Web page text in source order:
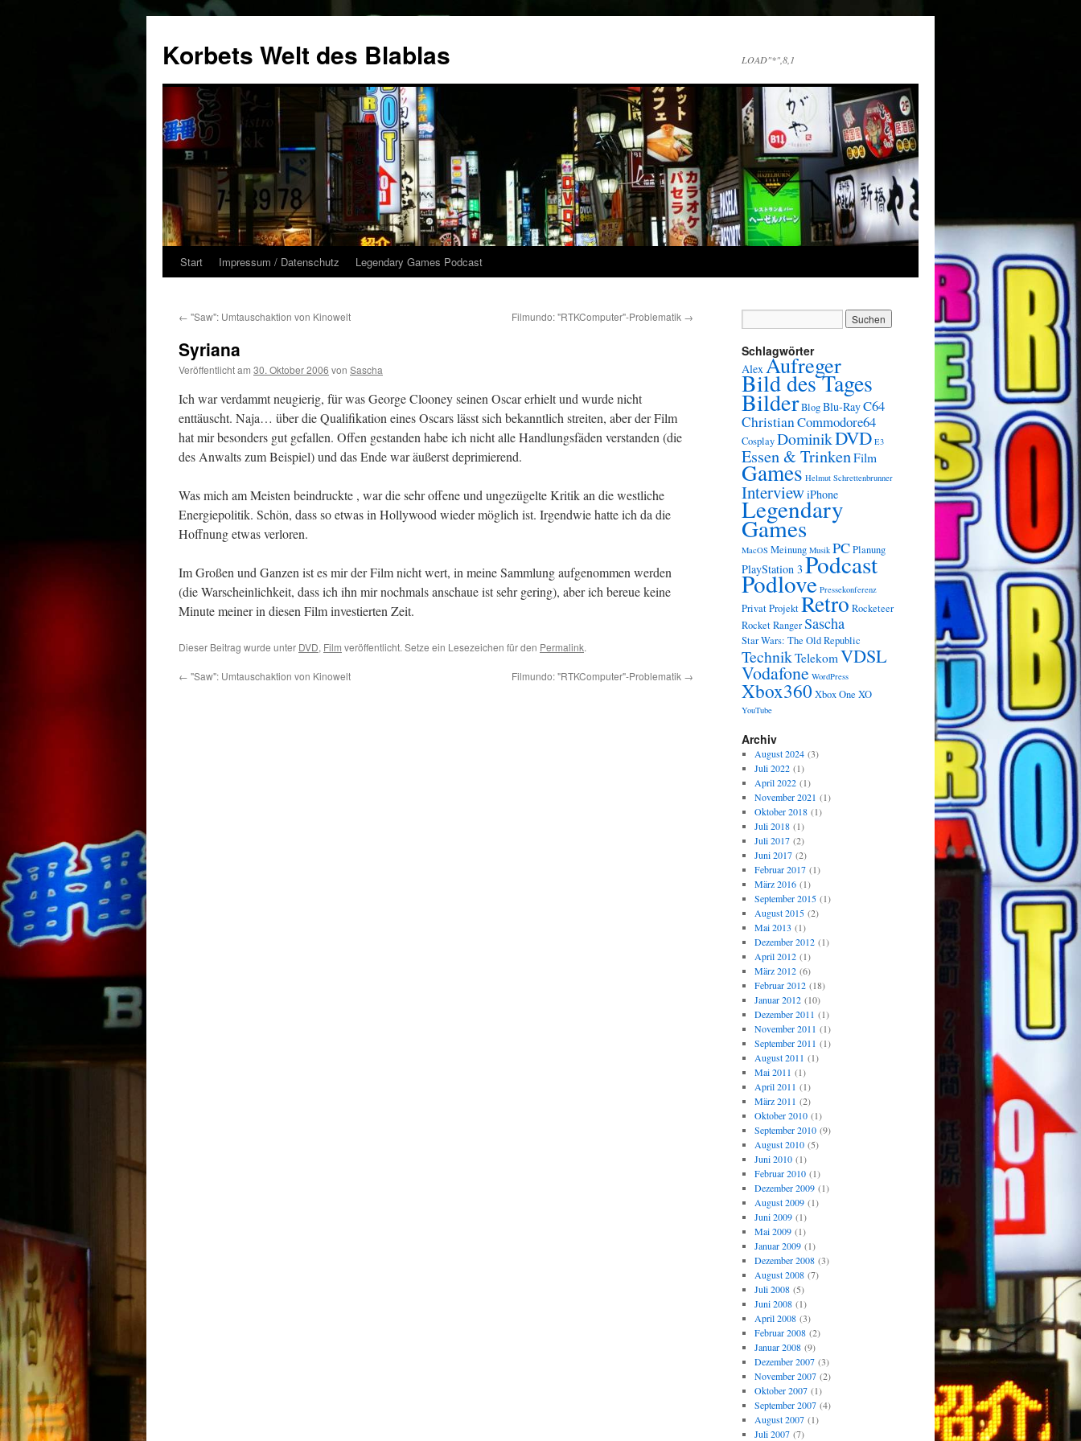
springen
Korbets Welt des Blablas LOAD"*",8,1
Start Impressum / Datenschutz Legendary Games Podcast
← "Saw": Umtauschaktion von Kinowelt Filmundo: "RTKComputer"-Problematik →
Syriana
Veröffentlicht am 30. Oktober 2006 von Sascha
Ich war verdammt neugierig, für was George Clooney seinen Oscar erhielt und wurde nicht
enttäuscht. Naja… über die Qualifikation eines Oscars lässt sich bekanntlich streiten, aber der Film
hat mir besonders gut gefallen. Offen gestanden habe ich nicht alle Handlungsfäden verstanden (die
des Anwalts zum Beispiel) und das Ende war äußerst deprimierend.
Was mich am Meisten beindruckte , war die sehr offene und ungezügelte Kritik an die westliche
Energiepolitik. Schön, dass so etwas in Hollywood wieder möglich ist. Irgendwie hatte ich da die
Hoffnung etwas verloren.
Im Großen und Ganzen ist es mir der Film nicht wert, in meine Sammlung aufgenommen werden
(die Warscheinlichkeit, dass ich ihn mir nochmals anschaue ist sehr gering), aber ich bereue keine
Minute meiner in diesen Film investierten Zeit.
Dieser Beitrag wurde unter DVD, Film veröffentlicht. Setze ein Lesezeichen für den Permalink.
← "Saw": Umtauschaktion von Kinowelt Filmundo: "RTKComputer"-Problematik →
Schlagwörter
AlexAufreger
Bild des Tages
BilderBlogBlu-RayC64
ChristianCommodore64
CosplayDominikDVD E3
Essen & TrinkenFilm
Games Helmut Schrettenbrunner
InterviewiPhone
Legendary
Games
MacOS Meinung Musik PCPlanung
PlayStation 3Podcast
Podlove Pressekonferenz
PrivatProjektRetro Rocketeer
Rocket RangerSascha
Star Wars: The Old Republic
TechnikTelekomVDSL
Vodafone WordPress
Xbox360 Xbox One XO
YouTube
Archiv
August 2024(3)
Juli 2022(1)
April 2022(1)
November 2021 (1)
Oktober 2018(1)
Juli 2018(1)
Juli 2017(2)
Juni 2017(2)
Februar 2017(1)
März 2016(1)
September 2015(1)
August 2015(2)
Mai 2013 (1)
Dezember 2012(1)
April 2012(1)
März 2012(6)
Februar 2012(18)
Januar 2012(10)
Dezember 2011 (1)
November 2011 (1)
September 2011 (1)
August 2011 (1)
Mai 2011 (1)
April 2011 (1)
März 2011 (2)
Oktober 2010(1)
September 2010(9)
August 2010(5)
Juni 2010(1)
Februar 2010(1)
Dezember 2009(1)
August 2009(1)
Juni 2009(1)
Mai 2009(1)
Januar 2009(1)
Dezember 2008(3)
August 2008(7)
Juli 2008(5)
Juni 2008(1)
April 2008(3)
Februar 2008(2)
Januar 2008(9)
Dezember 2007(3)
November 2007(2)
Oktober 2007(1)
September 2007(4)
August 2007(1)
Juli 2007(7)